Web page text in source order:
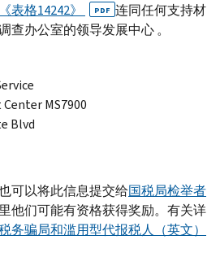
《表格14242》 PDF 连同任何支持材
查办公室的领导发展中心 。
MS7900
Blvd
可以将此信息提交给国税局检举者
他们可能有资格获得奖励。有关详
务骗局和滥用型代报税人（英文）